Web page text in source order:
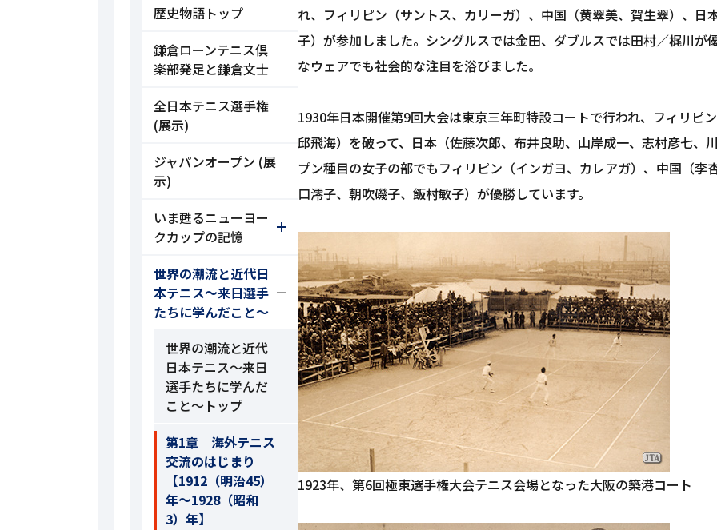
れ、フィリピン（サントス、カリーガ）、中国（黄翠美、賀生翠）、日
子）が参加しました。シングルスでは金田、ダブルスでは田村／梶川が
なウェアでも社会的な注目を浴びました。
1930年日本開催第9回大会は東京三年町特設コートで行われ、フィリピ
邱飛海）を破って、日本（佐藤次郎、布井良助、山岸成一、志村彦七、
プン種目の女子の部でもフィリピン（インガヨ、カレアガ）、中国（李
口澪子、朝吹磯子、飯村敏子）が優勝しています。
1923年、第6回極東選手権大会テニス会場となった大阪の築港コート
歴史物語トップ
鎌倉ローンテニス倶
楽部発足と鎌倉文士
全日本テニス選手権
(展示)
ジャパンオープン (展
示)
いま甦るニューヨー
クカップの記憶
世界の潮流と近代日
本テニス～来日選手
たちに学んだこと～
世界の潮流と近代
日本テニス～来日
選手たちに学んだ
こと～トップ
第1章 海外テニス
交流のはじまり
【1912（明治45）
年～1928（昭和
3）年】